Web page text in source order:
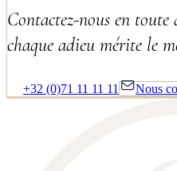
Contactez-nous en toute
chaque adieu mérite le
+32 (0)71 11 11 11 Nous